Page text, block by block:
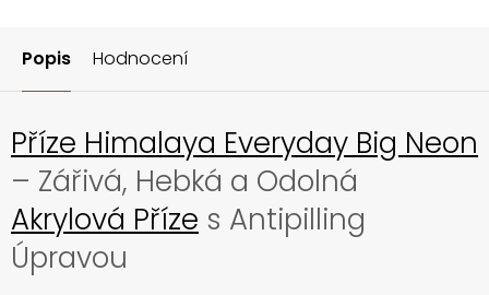
Popis Hodnocení
Příze Himalaya Everyday Big Neon
– Zářivá, Hebká a Odolná
Akrylová Příze s Antipilling
Úpravou